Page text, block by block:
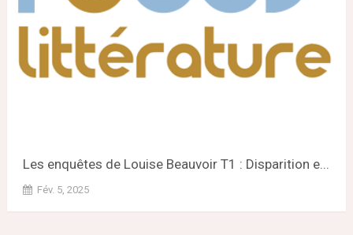
Les enquêtes de Louise Beauvoir T1 : Disparition e...
Fév. 5, 2025